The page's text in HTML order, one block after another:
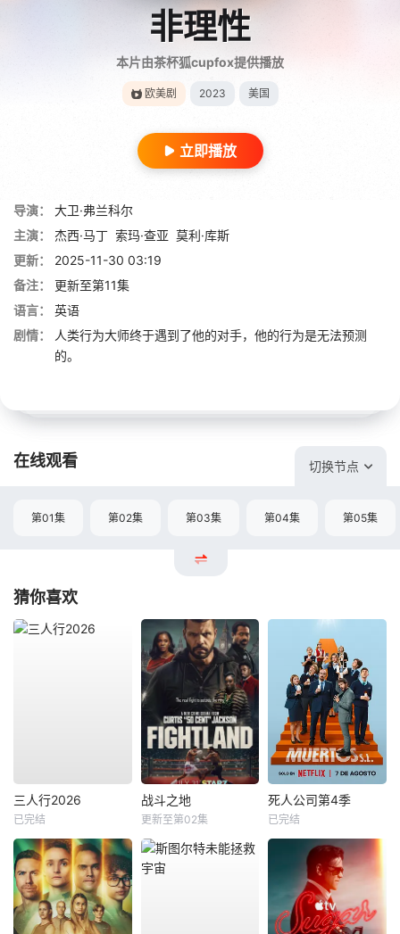
非理性
本片由茶杯狐cupfox提供播放
欧美剧 2023 美国
立即播放
导演：
大卫·弗兰科尔
主演：
杰西·马丁 索玛·查亚 莫利·库斯
更新：
2025-11-30 03:19
备注：
更新至第11集
语言：
英语
剧情：
人类行为大师终于遇到了他的对手，他的行为是无法预测
的。
在线观看 切换节点
第01集 第02集 第03集 第04集 第05集
猜你喜欢
三人行2026
已完结
战斗之地
更新至第02集
死人公司第4季
已完结